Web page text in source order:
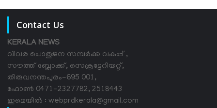
Contact Us
KERALA NEWS
വിവര പൊതുജന സമ്പര്‍ക്ക വകുപ്പ് ,
സൗത്ത് ബ്ലോക്ക്, സെക്രട്ടേറിയറ്റ്,
തിരുവനന്തപുരം-695 001,
ഫോൺ 0471-2327782, 2518443
ഇമെയിൽ : webprdkerala@gmail.com